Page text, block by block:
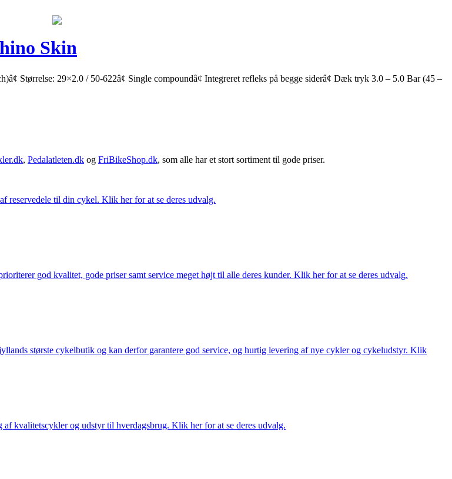
Skin
Størrelse: 29×2.0 / 50-622â¢ Single compoundâ¢ Integreret refleks på begge siderâ¢ Dæk tryk 3.0 – 5.0 Bar (45 –
, Pedalatleten.dk og FriBikeShop.dk, som alle har et stort sortiment til gode priser.
reservedele til din cykel. Klik her for at se deres udvalg.
god kvalitet, gode priser samt service meget højt til alle deres kunder. Klik her for at se deres udvalg.
største cykelbutik og kan derfor garantere god service, og hurtig levering af nye cykler og cykeludstyr. Klik
kvalitetscykler og udstyr til hverdagsbrug. Klik her for at se deres udvalg.